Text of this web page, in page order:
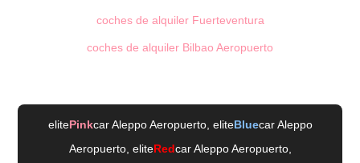
coches de alquiler Fuerteventura
coches de alquiler Bilbao Aeropuerto
elitePinkcar Aleppo Aeropuerto, eliteBluecar Aleppo
Aeropuerto, eliteRedcar Aleppo Aeropuerto,